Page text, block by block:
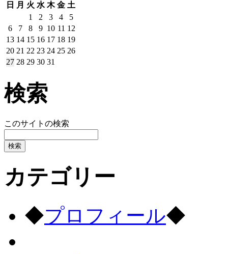
日
月 火 水 木 金 土
1
2 3 4
5
6
7 8 9 10 11 12
13 14 15 16 17 18 19
20 21 22 23 24 25 26
27 28 29 30 31
検索
このサイトの検索
カテゴリー
◆プロフィール◆